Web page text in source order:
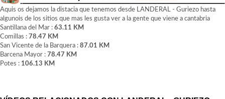
Aquis os dejamos la distacia que tenemos desde LANDERAL - Guriezo hasta
algunois de los sitios que mas les gusta ver a la gente que viene a cantabria
Santillana del Mar : 63.11 KM
Comillas : 78.47 KM
San Vicente de la Barquera : 87.01 KM
Barcena Mayor : 78.47 KM
Potes : 106.13 KM